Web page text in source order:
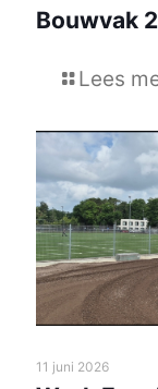
Bouwvak
Lees
11 juni 2026